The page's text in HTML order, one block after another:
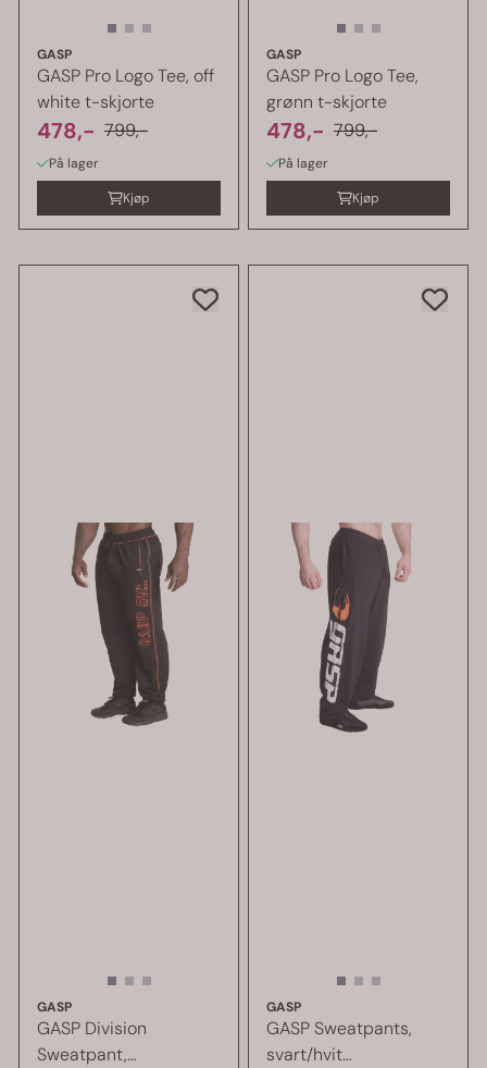
GASP
GASP Pro Logo Tee, off
white t-skjorte
478,- 799,-
På lager
Kjøp
GASP
GASP Pro Logo Tee,
grønn t-skjorte
478,- 799,-
På lager
Kjøp
GASP
GASP Division
Sweatpant,
GASP
GASP Sweatpants,
svart/hvit